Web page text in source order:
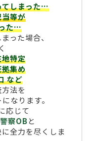
てしまった…
等が
た…
った場合、
特定
集め
など
法を
なります。
応じて
察OBと
全力を尽くしま